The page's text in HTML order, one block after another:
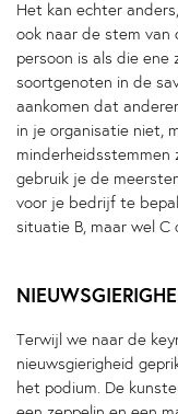
Het kan echter
ook naar de stem van
persoon is als die
soortgenoten in de
aankomen dat
in je organisatie niet,
minderheidsstemmen
gebruik je de
voor je bedrijf te
situatie B, maar wel C
Terwijl we naar de
nieuwsgierigheid
het podium. De